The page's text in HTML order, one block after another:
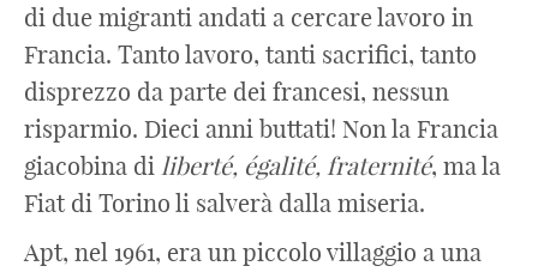
di due migranti andati a cercare lavoro in
Francia. Tanto lavoro, tanti sacrifici, tanto
disprezzo da parte dei francesi, nessun
risparmio. Dieci anni buttati! Non la Francia
giacobina di liberté, égalité, fraternité, ma la
Fiat di Torino li salverà dalla miseria.
Apt, nel 1961, era un piccolo villaggio a una